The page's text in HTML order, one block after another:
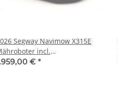
Segway Navimow X315E
incl.
Wetterschutz– HIER
€ *